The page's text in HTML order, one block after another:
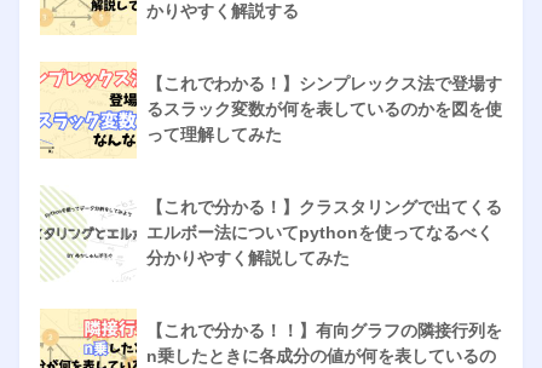
かりやすく解説する
【これでわかる！】シンプレックス法で登場す
るスラック変数が何を表しているのかを図を使
って理解してみた
【これで分かる！】クラスタリングで出てくる
エルボー法についてpythonを使ってなるべく
分かりやすく解説してみた
【これで分かる！！】有向グラフの隣接行列を
n乗したときに各成分の値が何を表しているの